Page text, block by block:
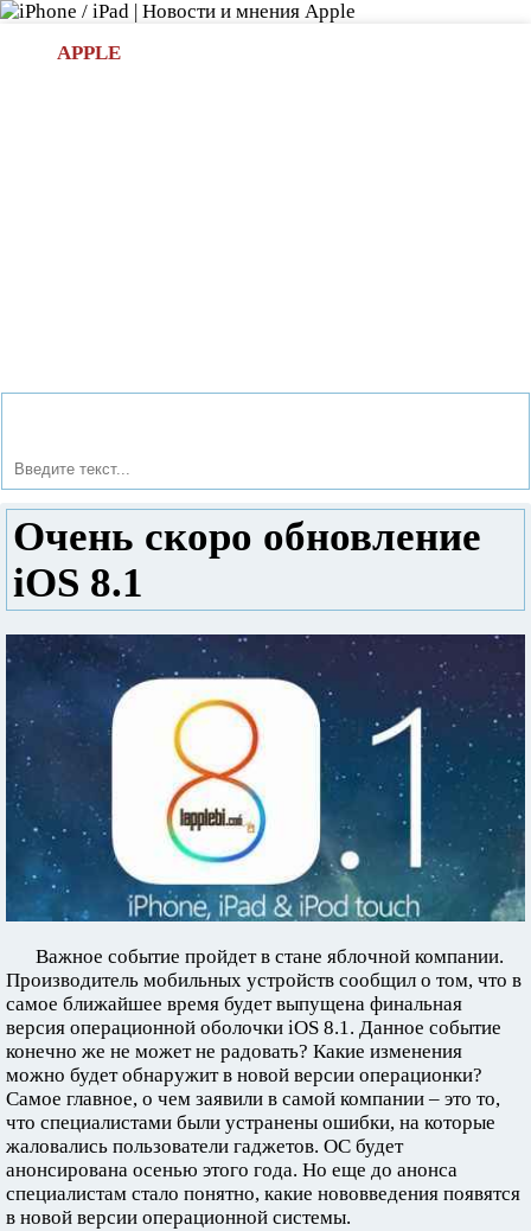
APPLE
Очень скоро обновление
iOS 8.1
Важное событие пройдет в стане яблочной компании.
Производитель мобильных устройств сообщил о том, что в
самое ближайшее время будет выпущена финальная
версия операционной оболочки iOS 8.1. Данное событие
конечно же не может не радовать? Какие изменения
можно будет обнаружит в новой версии операционки?
Самое главное, о чем заявили в самой компании – это то,
что специалистами были устранены ошибки, на которые
жаловались пользователи гаджетов. ОС будет
анонсирована осенью этого года. Но еще до анонса
специалистам стало понятно, какие нововведения появятся
в новой версии операционной системы.